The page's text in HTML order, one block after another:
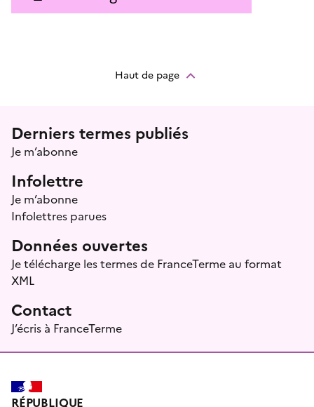
Haut de page
Menu prefooter
Derniers termes publiés
Je m’abonne
Infolettre
Je m’abonne
Infolettres parues
Données ouvertes
Je télécharge les termes de FranceTerme au format
XML
Contact
J’écris à FranceTerme
RÉPUBLIQUE